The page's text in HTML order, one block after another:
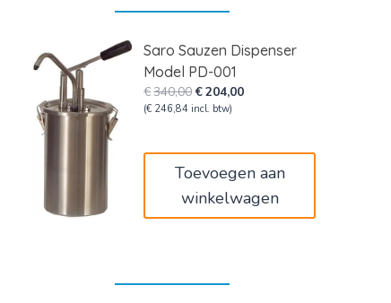
Saro Sauzen Dispenser
Model PD-001
€340,00Oorspronkelijke
prijs
€204,00Huidige
(€ 246,84 incl. btw)
Toevoegen aan
winkelwagen